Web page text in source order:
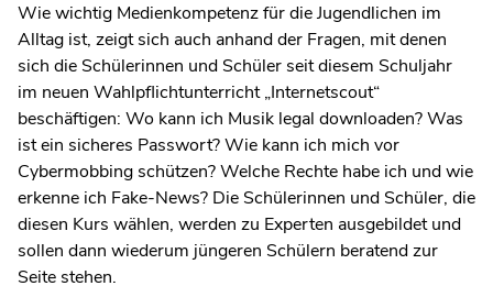
Wie wichtig Medienkompetenz für die Jugendlichen im
Alltag ist, zeigt sich auch anhand der Fragen, mit denen
sich die Schülerinnen und Schüler seit diesem Schuljahr
im neuen Wahlpflichtunterricht „Internetscout“
beschäftigen: Wo kann ich Musik legal downloaden? Was
ist ein sicheres Passwort? Wie kann ich mich vor
Cybermobbing schützen? Welche Rechte habe ich und wie
erkenne ich Fake-News? Die Schülerinnen und Schüler, die
diesen Kurs wählen, werden zu Experten ausgebildet und
sollen dann wiederum jüngeren Schülern beratend zur
Seite stehen.